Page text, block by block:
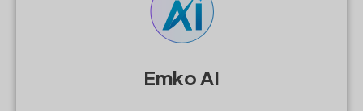
Emko AI